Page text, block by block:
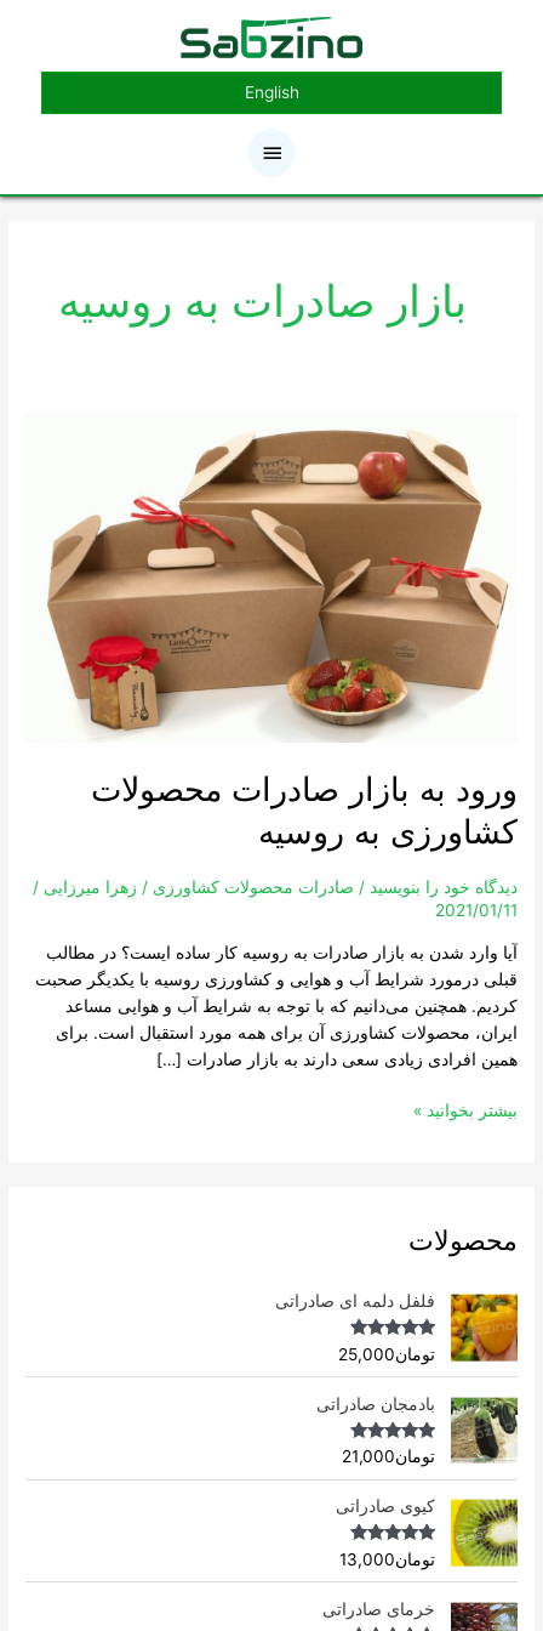
فهرست
اصلی
English
بازار صادرات به روسیه
ورود به بازار صادرات محصولات
کشاورزی به روسیه
دیدگاه‌ خود را بنویسید / صادرات محصولات کشاورزی / زهرا میرزایی/
2021/01/11
آیا وارد شدن به بازار صادرات به روسیه کار ساده ایست؟ در مطالب
قبلی درمورد شرایط آب و هوایی و کشاورزی روسیه با یکدیگر صحبت
کردیم. همچنین می‌دانیم که با توجه به شرایط آب و هوایی مساعد
ایران، محصولات کشاورزی آن برای همه مورد استقبال است. برای
همین افرادی زیادی سعی دارند به بازار صادرات […]
صادرات
محصولات
کشاورزی
به
روسیه
بیشتر بخوانید »
محصولات
فلفل دلمه ای صادراتی
Rated4.96
out of 5
تومان25,000
بادمجان صادراتی
Rated4.75
out of 5
تومان21,000
کیوی صادراتی
Rated4.75
out of 5
تومان13,000
خرمای صادراتی